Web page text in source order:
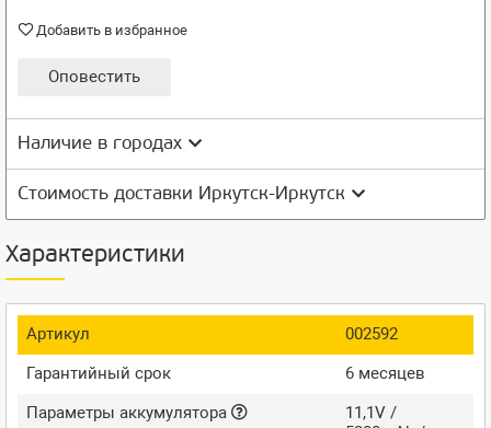
Добавить в избранное
Оповестить
Наличие в городах
Стоимость доставки Иркутск-Иркутск
Характеристики
Артикул
002592
Гарантийный срок
6 месяцев
Параметры аккумулятора
11,1V /